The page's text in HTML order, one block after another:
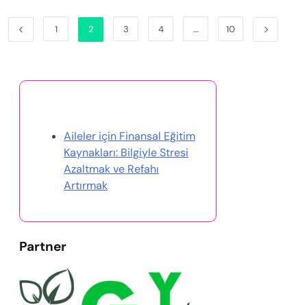
1 2 3 4 … 10
Aileler için Finansal Eğitim
Kaynakları: Bilgiyle Stresi
Azaltmak ve Refahı
Artırmak
Partner